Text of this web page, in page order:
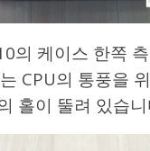
의 케이스 한쪽
CPU의 통풍을
홀이 뚤려 있습니